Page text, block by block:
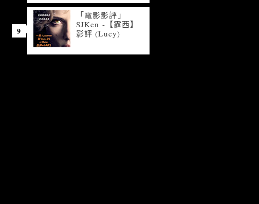
「電影影評」
SJKen -【露西】
影評 (Lucy)